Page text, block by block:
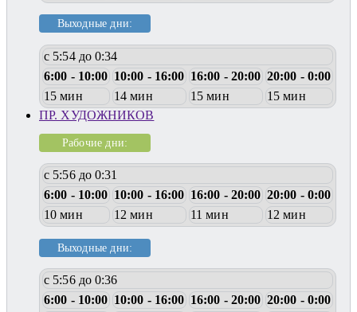
Выходные дни:
с 5:54 до 0:34
6:00 - 10:00 10:00 - 16:00 16:00 - 20:00 20:00 - 0:00
15 мин
14 мин 15 мин
15 мин
ПР. ХУДОЖНИКОВ
Рабочие дни:
с 5:56 до 0:31
6:00 - 10:00 10:00 - 16:00 16:00 - 20:00 20:00 - 0:00
10 мин
12 мин 11 мин 12 мин
Выходные дни:
с 5:56 до 0:36
6:00 - 10:00 10:00 - 16:00 16:00 - 20:00 20:00 - 0:00